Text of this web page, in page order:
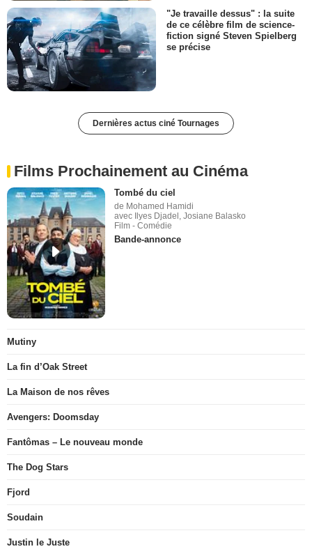
"Je travaille dessus" : la suite
de ce célèbre film de science-
fiction signé Steven Spielberg
se précise
Dernières actus ciné Tournages
Films Prochainement au Cinéma
Tombé du ciel
de Mohamed Hamidi
avec Ilyes Djadel, Josiane Balasko
Film - Comédie
Bande-annonce
Mutiny
La fin d’Oak Street
La Maison de nos rêves
Avengers: Doomsday
Fantômas – Le nouveau monde
The Dog Stars
Fjord
Soudain
Justin le Juste